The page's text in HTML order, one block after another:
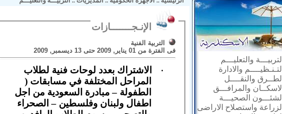
التربيـــة والتعليـــم
التـنـظيــــم والادارة
الطــرق والنقــــل
الاسكــان والمرافـــق
الشئـــون الصحيـــة
الزراعة واستصلاح الاراضى
التربية الفنية
فى الفترة من 01 يناير, 2009 حتى 13 ديسمبر, 2009
·
الاشتراك بعدد لوحات فنية لطلاب
المراحل المختلفة في مسابقات (
الطفولة – مبادرة السعودية من اجل
اطفال ولبنان وفلسطين – الصحراء